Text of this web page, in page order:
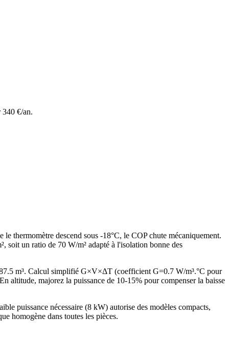
€/an.
thermomètre descend sous -18°C, le COP chute mécaniquement.
soit un ratio de 70 W/m² adapté à l'isolation bonne des
m³. Calcul simplifié G×V×ΔT (coefficient G=0.7 W/m³.°C pour
altitude, majorez la puissance de 10-15% pour compenser la baisse
puissance nécessaire (8 kW) autorise des modèles compacts,
homogène dans toutes les pièces.